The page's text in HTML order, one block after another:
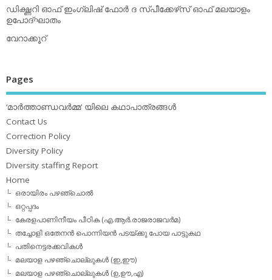
ഡിക്ഷ്ണറി ഓഫ് ഇംഗ്ലിഷ് ഫോര്‍ ദ സ്പീക്കേഴ്‌സ് ഓഫ് മലയാളം
ഉപോദ്ഘാതം
വേറാക്കൂറ്
Pages
‘മാര്‍ത്താണ്ഡവര്‍മ്മ’ യിലെ കഥാപാത്രങ്ങള്‍
Contact Us
Correction Policy
Diversity Policy
Diversity staffing Report
Home
ഒരായിരം പഴഞ്ചൊല്‍
ഒറ്റപ്പദം
കേരളപാണിനീയം പീഠിക (എ.ആര്‍.രാജരാജവര്‍മ)
തച്ചോളി ഒതേനൻ പൊന്നിയൻ പടയ്‌ക്കു പോയ പാട്ടുകഥ
പതിനെട്ടരക്കവികള്‍
മലയാള പഴഞ്ചൊല്ലുകള്‍ (ഇ,ഈ)
മലയാള പഴഞ്ചൊല്ലുകള്‍ (ഉ,ഊ,എ)